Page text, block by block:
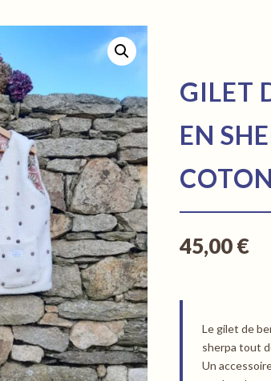
GILET
EN
45,00€
Le gilet de
sherpa tout
Un